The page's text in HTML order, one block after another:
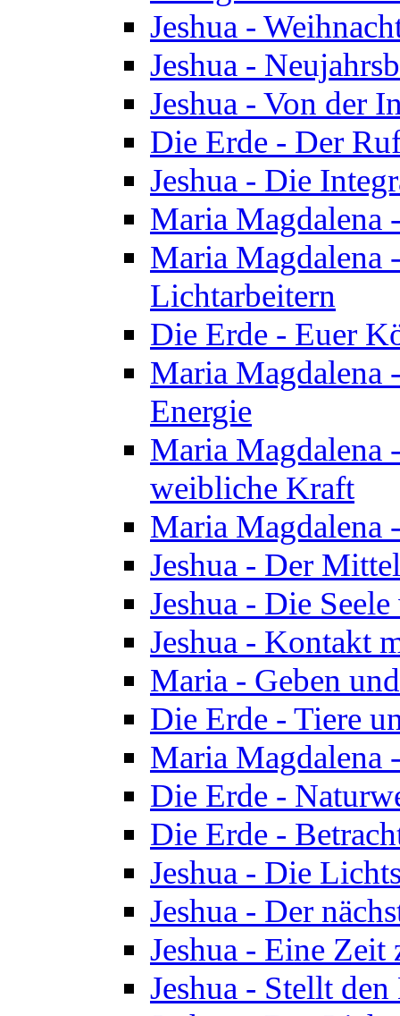
Jeshua -
Jeshua -
Jeshua - Von der
Die Erde - Der
Jeshua - Die
Maria Magdalena
Maria Magdalena
Lichtarbeitern
Die Erde - Euer
Maria Magdalena
Energie
Maria Magdalena
weibliche Kraft
Maria Magdalena
Jeshua - Der
Jeshua - Die
Jeshua - Kontakt
Maria - Geben
Die Erde - Tiere
Maria Magdalena
Die Erde -
Die Erde -
Jeshua - Die
Jeshua - Der
Jeshua - Eine Zeit
Jeshua - Stellt